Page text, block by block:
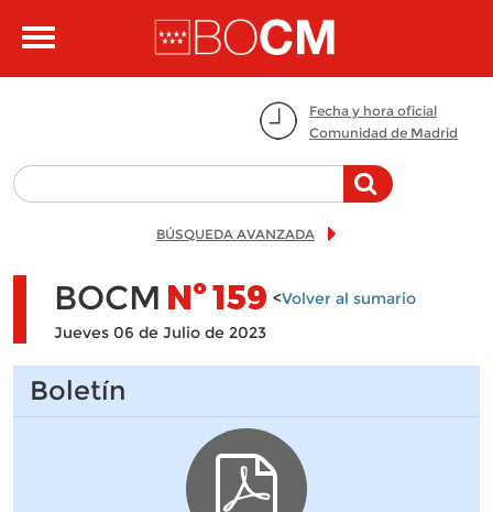
Toggle
Fecha y hora oficial
Comunidad de Madrid
BÚSQUEDA AVANZADA
BOCM Nº159 <Volver al sumario
Jueves 06 de Julio de 2023
Boletín